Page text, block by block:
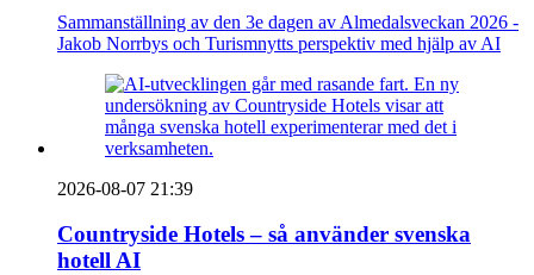
Sammanställning av den 3e dagen av Almedalsveckan 2026 -
Jakob Norrbys och Turismnytts perspektiv med hjälp av AI
2026-08-07 21:39
Countryside Hotels – så använder svenska
hotell AI